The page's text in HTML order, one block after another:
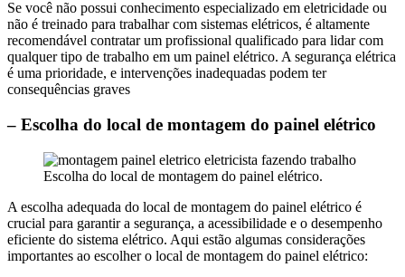
Se você não possui conhecimento especializado em eletricidade ou
não é treinado para trabalhar com sistemas elétricos, é altamente
recomendável contratar um profissional qualificado para lidar com
qualquer tipo de trabalho em um painel elétrico. A segurança elétrica
é uma prioridade, e intervenções inadequadas podem ter
consequências graves
– Escolha do local de montagem do painel elétrico
Escolha do local de montagem do painel elétrico.
A escolha adequada do local de montagem do painel elétrico é
crucial para garantir a segurança, a acessibilidade e o desempenho
eficiente do sistema elétrico. Aqui estão algumas considerações
importantes ao escolher o local de montagem do painel elétrico: